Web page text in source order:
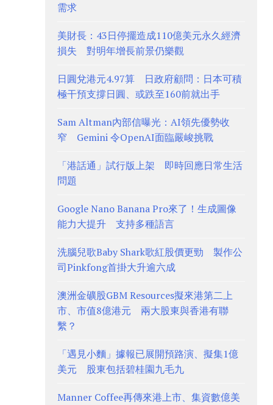
需求
美財長：43日停擺造成110億美元永久經濟
損失 對明年增長前景仍樂觀
日圓兌港元4.97算 日政府顧問：日本可積
極干預支撐日圓、或跌至160前就出手
Sam Altman內部信曝光：AI領先優勢收
窄 Gemini 令OpenAI面臨嚴峻挑戰
「港話通」試行版上架 即時回應日常生活
問題
Google Nano Banana Pro來了！生成圖像
能力大提升 支持多種語言
洗腦兒歌Baby Shark歌紅股價更勁 製作公
司Pinkfong首掛大升逾六成
澳洲金礦股GBM Resources擬來港第二上
市、市值8億港元 兩大股東與香港有聯
繫？
「遇見小麵」據報已展開預路演、擬集1億
美元 股東包括碧桂園九毛九
Manner Coffee再傳來港上市、集資數億美